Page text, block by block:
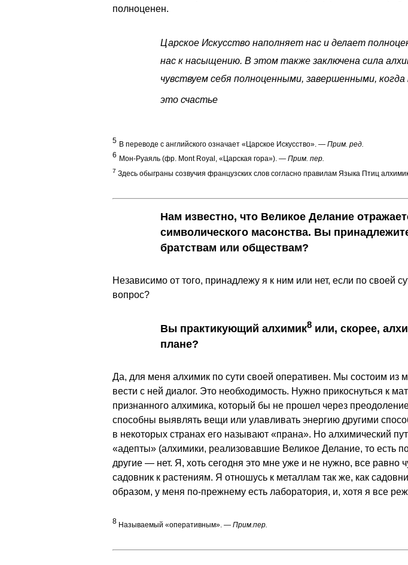
полноценен.
Царское Искусство наполняет нас и делает
нас к насыщению. В этом также заключена сила
чувствуем себя полноценными, завершенными,
это счастье
5 В переводе с английского означает «Царское Искусство». — Прим. ред.
6 Мон-Руаяль (фр. Mont Royal, «Царская гора»). — Прим. пер.
7 Здесь обыграны созвучия французских слов согласно правилам Языка Птиц
Нам известно, что Великое Делание
символического масонства. Вы
братствам или обществам?
Независимо от того, принадлежу я к ним или нет, если по своей
вопрос?
Вы практикующий алхимик8 или, скорее,
плане?
Да, для меня алхимик по сути своей оперативен. Мы состоим из
вести с ней диалог. Это необходимость. Нужно прикоснуться к
признанного алхимика, который бы не прошел через
способны выявлять вещи или улавливать энергию другими
в некоторых странах его называют «прана». Но алхимический
«адепты» (алхимики, реализовавшие Великое Делание, то есть
другие — нет. Я, хоть сегодня это мне уже и не нужно, все
садовник к растениям. Я отношусь к металлам так же, как
образом, у меня по-прежнему есть лаборатория, и, хотя я все
8 Называемый «оперативным». — Прим.пер.